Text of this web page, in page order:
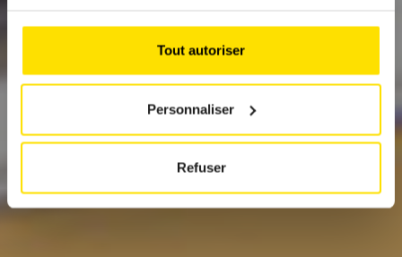
Tout autoriser
Personnaliser
Refuser
Toyota Prius